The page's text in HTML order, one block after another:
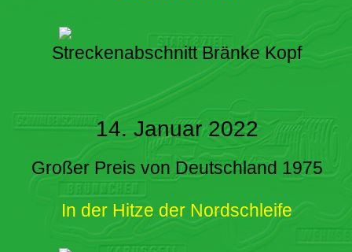
Streckenabschnitt Bränke Kopf
14. Januar 2022
Großer Preis von Deutschland 1975
In der Hitze der Nordschleife